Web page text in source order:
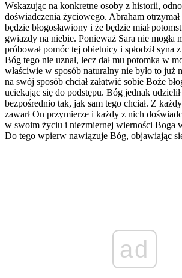
Wskazując na konkretne osoby z historii,
doświadczenia życiowego. Abraham
będzie błogosławiony i że będzie miał
gwiazdy na niebie. Ponieważ Sara nie mogła
próbował pomóc tej obietnicy i spłodził syna
Bóg tego nie uznał, lecz dał mu potomka w
właściwie w sposób naturalny nie było to już
na swój sposób chciał załatwić sobie Boże
uciekając się do podstępu. Bóg jednak
bezpośrednio tak, jak sam tego chciał. Z
zawarł On przymierze i każdy z nich
w swoim życiu i niezmiernej wierności Boga
Do tego wpierw nawiązuje Bóg, objawiając
ad